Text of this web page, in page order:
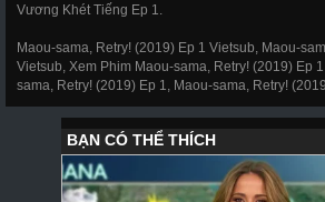
Vương Khét Tiếng Ep 1.
Maou-sama, Retry! (2019) Ep 1 Vietsub, Maou-
Vietsub, Xem Phim Maou-sama, Retry! (2019) Ep
sama, Retry! (2019) Ep 1, Maou-sama, Retry!